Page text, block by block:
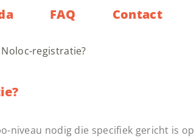
FAQ Contact
registratie?
niveau nodig die specifiek gericht is op